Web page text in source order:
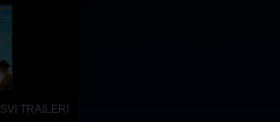
SVI TRAILERI